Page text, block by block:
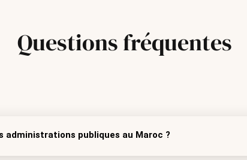
Questionsfréquentes
administrations publiques au Maroc ?